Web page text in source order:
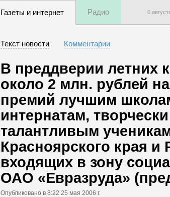
Газеты и интернет Радио 6
Текст новости Комментарии
В преддверии летних
около 2 млн. рублей
премий лучшим
интернатам,
талантливым
Красноярского края и
входящих в зону
ОАО «Евразруда»
Опубликовано в 8:22 25 мая 2006 г.